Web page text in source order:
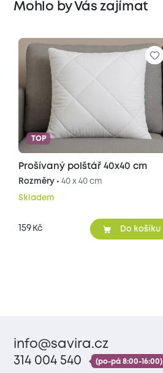
Mohlo by Vás zajímat
TOP
Prošívaný polštář 40x40 cm
Rozměry • 40 x 40 cm
Skladem
159 Kč Do košíku
info@savira.cz
314 004 540
(po-pá 8:00-16:00)